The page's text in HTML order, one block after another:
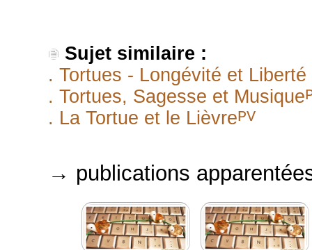
Sujet similaire :
. Tortues - Longévité et Liberté
. Tortues, Sagesse et Musique
. La Tortue et le LièvrePV
→ publications